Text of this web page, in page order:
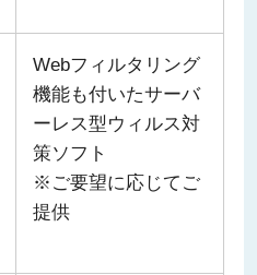
Webフィルタリング
機能も付いたサーバ
ーレス型ウィルス対
策ソフト
※ご要望に応じてご
提供